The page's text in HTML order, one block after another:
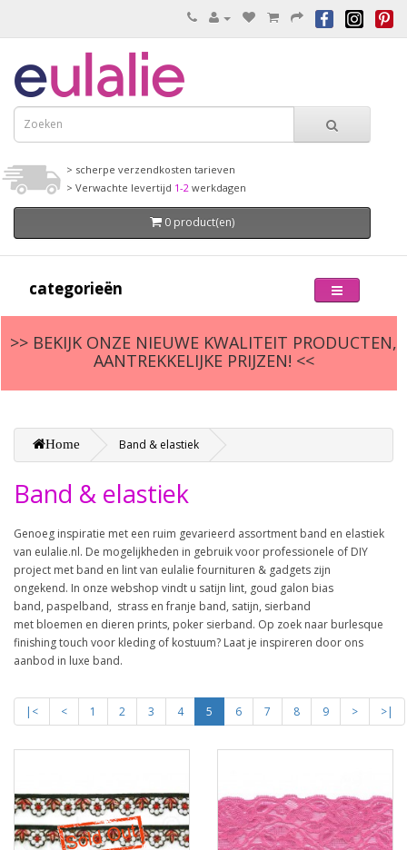
> scherpe verzendkosten tarieven
> Verwachte levertijd 1-2 werkdagen
0 product(en)
categorieën
>> BEKIJK ONZE NIEUWE KWALITEIT PRODUCTEN,
AANTREKKELIJKE PRIJZEN! <<
Home Band & elastiek
Band & elastiek
Genoeg inspiratie met een ruim gevarieerd assortment band en elastiek
van eulalie.nl. De mogelijkheden in gebruik voor professionele of DIY
project met band en lint van eulalie fournituren & gadgets zijn
ongekend. In onze webshop vindt u satijn lint, goud galon bias
band, paspelband, strass en franje band, satijn, sierband
met bloemen en dieren prints, poker sierband. Op zoek naar burlesque
finishing touch voor kleding of kostuum? Laat je inspireren door ons
aanbod in luxe band.
|< < 1 2 3 4 5 6 7 8 9 > >|